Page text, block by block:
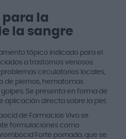
la
la sangre
tópico indicado para el
a trastornos venosos
circulatorios locales,
de piernas, hematomas
Se presenta en forma de
aplicación directa sobre la piel.
de Farmacias Vivo se
formulaciones como
Forte pomada, que se